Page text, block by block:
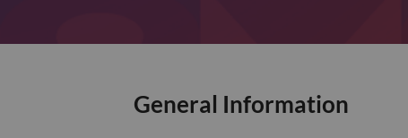
General Information